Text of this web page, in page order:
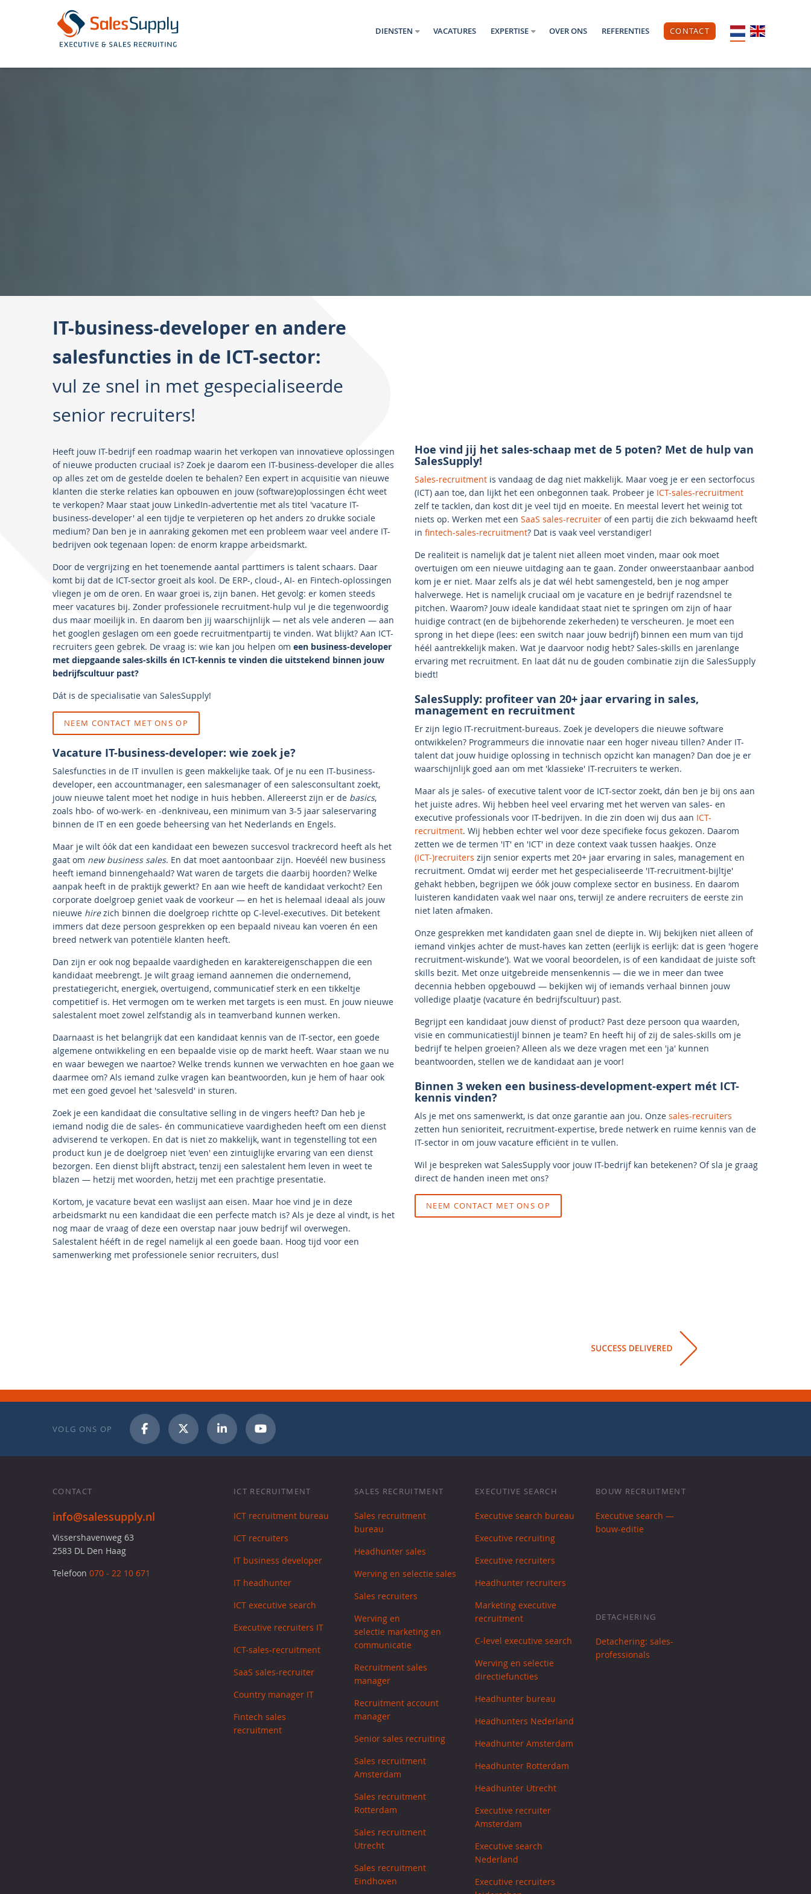
DIENSTEN VACATURES EXPERTISE OVER ONS REFERENTIES CONTACT
IT-business-developer en andere
salesfuncties in de ICT-sector:
vul ze snel in met gespecialiseerde
senior recruiters!
Heeft jouw IT-bedrijf een roadmap waarin het verkopen van innovatieve oplossingen
of nieuwe producten cruciaal is? Zoek je daarom een IT-business-developer die alles
op alles zet om de gestelde doelen te behalen? Een expert in acquisitie van nieuwe
klanten die sterke relaties kan opbouwen en jouw (software)oplossingen écht weet
te verkopen? Maar staat jouw LinkedIn-advertentie met als titel 'vacature IT-
business-developer' al een tijdje te verpieteren op het anders zo drukke sociale
medium? Dan ben je in aanraking gekomen met een probleem waar veel andere IT-
bedrijven ook tegenaan lopen: de enorm krappe arbeidsmarkt.
Door de vergrijzing en het toenemende aantal parttimers is talent schaars. Daar
komt bij dat de ICT-sector groeit als kool. De ERP-, cloud-, AI- en Fintech-oplossingen
vliegen je om de oren. En waar groei is, zijn banen. Het gevolg: er komen steeds
meer vacatures bij. Zonder professionele recruitment-hulp vul je die tegenwoordig
dus maar moeilijk in. En daarom ben jij waarschijnlijk — net als vele anderen — aan
het googlen geslagen om een goede recruitmentpartij te vinden. Wat blijkt? Aan ICT-
recruiters geen gebrek. De vraag is: wie kan jou helpen om een business-developer
met diepgaande sales-skills én ICT-kennis te vinden die uitstekend binnen jouw
bedrijfscultuur past?
Dát is de specialisatie van SalesSupply!
NEEM CONTACT MET ONS OP
Vacature IT-business-developer: wie zoek je?
Salesfuncties in de IT invullen is geen makkelijke taak. Of je nu een IT-business-
developer, een accountmanager, een salesmanager of een salesconsultant zoekt,
jouw nieuwe talent moet het nodige in huis hebben. Allereerst zijn er de basics,
zoals hbo- of wo-werk- en -denkniveau, een minimum van 3-5 jaar saleservaring
binnen de IT en een goede beheersing van het Nederlands en Engels.
Maar je wilt óók dat een kandidaat een bewezen succesvol trackrecord heeft als het
gaat om new business sales. En dat moet aantoonbaar zijn. Hoevéél new business
heeft iemand binnengehaald? Wat waren de targets die daarbij hoorden? Welke
aanpak heeft in de praktijk gewerkt? En aan wie heeft de kandidaat verkocht? Een
corporate doelgroep geniet vaak de voorkeur — en het is helemaal ideaal als jouw
nieuwe hirezich binnen die doelgroep richtte op C-level-executives. Dit betekent
immers dat deze persoon gesprekken op een bepaald niveau kan voeren én een
breed netwerk van potentiële klanten heeft.
Dan zijn er ook nog bepaalde vaardigheden en karaktereigenschappen die een
kandidaat meebrengt. Je wilt graag iemand aannemen die ondernemend,
prestatiegericht, energiek, overtuigend, communicatief sterk en een tikkeltje
competitief is. Het vermogen om te werken met targets is een must. En jouw nieuwe
salestalent moet zowel zelfstandig als in teamverband kunnen werken.
Daarnaast is het belangrijk dat een kandidaat kennis van de IT-sector, een goede
algemene ontwikkeling en een bepaalde visie op de markt heeft. Waar staan we nu
en waar bewegen we naartoe? Welke trends kunnen we verwachten en hoe gaan we
daarmee om? Als iemand zulke vragen kan beantwoorden, kun je hem of haar ook
met een goed gevoel het 'salesveld' in sturen.
Zoek je een kandidaat die consultative selling in de vingers heeft? Dan heb je
iemand nodig die de sales- én communicatieve vaardigheden heeft om een dienst
adviserend te verkopen. En dat is niet zo makkelijk, want in tegenstelling tot een
product kun je de doelgroep niet 'even' een zintuiglijke ervaring van een dienst
bezorgen. Een dienst blijft abstract, tenzij een salestalent hem leven in weet te
blazen — hetzij met woorden, hetzij met een prachtige presentatie.
Kortom, je vacature bevat een waslijst aan eisen. Maar hoe vind je in deze
arbeidsmarkt nu een kandidaat die een perfecte match is? Als je deze al vindt, is het
nog maar de vraag of deze een overstap naar jouw bedrijf wil overwegen.
Salestalent hééft in de regel namelijk al een goede baan. Hoog tijd voor een
samenwerking met professionele senior recruiters, dus!
Hoe vind jij het sales-schaap met de 5 poten? Met de hulp van
SalesSupply!
Sales-recruitment is vandaag de dag niet makkelijk. Maar voeg je er een sectorfocus
(ICT) aan toe, dan lijkt het een onbegonnen taak. Probeer je ICT-sales-recruitment
zelf te tacklen, dan kost dit je veel tijd en moeite. En meestal levert het weinig tot
niets op. Werken met een SaaS sales-recruiter of een partij die zich bekwaamd heeft
in fintech-sales-recruitment? Dat is vaak veel verstandiger!
De realiteit is namelijk dat je talent niet alleen moet vinden, maar ook moet
overtuigen om een nieuwe uitdaging aan te gaan. Zonder onweerstaanbaar aanbod
kom je er niet. Maar zelfs als je dat wél hebt samengesteld, ben je nog amper
halverwege. Het is namelijk cruciaal om je vacature en je bedrijf razendsnel te
pitchen. Waarom? Jouw ideale kandidaat staat niet te springen om zijn of haar
huidige contract (en de bijbehorende zekerheden) te verscheuren. Je moet een
sprong in het diepe (lees: een switch naar jouw bedrijf) binnen een mum van tijd
héél aantrekkelijk maken. Wat je daarvoor nodig hebt? Sales-skills en jarenlange
ervaring met recruitment. En laat dát nu de gouden combinatie zijn die SalesSupply
biedt!
SalesSupply: profiteer van 20+ jaar ervaring in sales,
management en recruitment
Er zijn legio IT-recruitment-bureaus. Zoek je developers die nieuwe software
ontwikkelen? Programmeurs die innovatie naar een hoger niveau tillen? Ander IT-
talent dat jouw huidige oplossing in technisch opzicht kan managen? Dan doe je er
waarschijnlijk goed aan om met 'klassieke' IT-recruiters te werken.
Maar als je sales- of executive talent voor de ICT-sector zoekt, dán ben je bij ons aan
het juiste adres. Wij hebben heel veel ervaring met het werven van sales- en
executive professionals voor IT-bedrijven. In die zin doen wij dus aan ICT-
recruitment. Wij hebben echter wel voor deze specifieke focus gekozen. Daarom
zetten we de termen 'IT' en 'ICT' in deze context vaak tussen haakjes. Onze
(ICT-)recruiters zijn senior experts met 20+ jaar ervaring in sales, management en
recruitment. Omdat wij eerder met het gespecialiseerde 'IT-recruitment-bijltje'
gehakt hebben, begrijpen we óók jouw complexe sector en business. En daarom
luisteren kandidaten vaak wel naar ons, terwijl ze andere recruiters de eerste zin
niet laten afmaken.
Onze gesprekken met kandidaten gaan snel de diepte in. Wij bekijken niet alleen of
iemand vinkjes achter de must-haves kan zetten (eerlijk is eerlijk: dat is geen 'hogere
recruitment-wiskunde'). Wat we vooral beoordelen, is of een kandidaat de juiste soft
skills bezit. Met onze uitgebreide mensenkennis — die we in meer dan twee
decennia hebben opgebouwd — bekijken wij of iemands verhaal binnen jouw
volledige plaatje (vacature én bedrijfscultuur) past.
Begrijpt een kandidaat jouw dienst of product? Past deze persoon qua waarden,
visie en communicatiestijl binnen je team? En heeft hij of zij de sales-skills om je
bedrijf te helpen groeien? Alleen als we deze vragen met een 'ja' kunnen
beantwoorden, stellen we de kandidaat aan je voor!
Binnen 3 weken een business-development-expert mét ICT-
kennis vinden?
Als je met ons samenwerkt, is dat onze garantie aan jou. Onze sales-recruiters
zetten hun senioriteit, recruitment-expertise, brede netwerk en ruime kennis van de
IT-sector in om jouw vacature efficiënt in te vullen.
Wil je bespreken wat SalesSupply voor jouw IT-bedrijf kan betekenen? Of sla je graag
direct de handen ineen met ons?
NEEM CONTACT MET ONS OP
VOLG ONS OP
CONTACT
info@salessupply.nl
Vissershavenweg 63
2583 DL Den Haag
Telefoon 070 - 22 10 671
ICT RECRUITMENT
ICT recruitment bureau
ICT recruiters
IT business developer
IT headhunter
ICT executive search
Executive recruiters IT
ICT-sales-recruitment
SaaS sales-recruiter
Country manager IT
Fintech sales
recruitment
SALES RECRUITMENT
Sales recruitment
bureau
Headhunter sales
Werving en selectie sales
Sales recruiters
Werving en
selectie marketing en
communicatie
Recruitment sales
manager
Recruitment account
manager
Senior sales recruiting
Sales recruitment
Amsterdam
Sales recruitment
Rotterdam
Sales recruitment
Utrecht
Sales recruitment
Eindhoven
EXECUTIVE SEARCH
Executive search bureau
Executive recruiting
Executive recruiters
Headhunter recruiters
Marketing executive
recruitment
C-level executive search
Werving en selectie
directiefuncties
Headhunter bureau
Headhunters Nederland
Headhunter Amsterdam
Headhunter Rotterdam
Headhunter Utrecht
Executive recruiter
Amsterdam
Executive search
Nederland
Executive recruiters
BOUW RECRUITMENT
Executive search —
bouw-editie
DETACHERING
Detachering: sales-
professionals